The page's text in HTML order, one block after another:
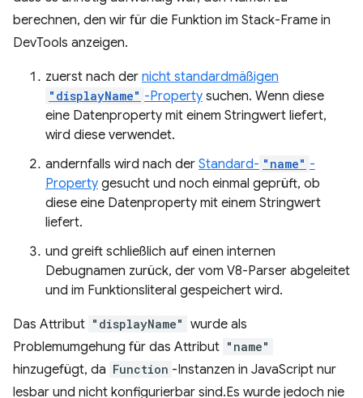
berechnen, den wir für die Funktion im Stack-Frame in
DevTools anzeigen.
zuerst nach der nicht standardmäßigen
"displayName" -Property suchen. Wenn diese
eine Datenproperty mit einem Stringwert liefert,
wird diese verwendet.
andernfalls wird nach der Standard- "name" -
Property gesucht und noch einmal geprüft, ob
diese eine Datenproperty mit einem Stringwert
liefert.
und greift schließlich auf einen internen
Debugnamen zurück, der vom V8-Parser abgeleitet
und im Funktionsliteral gespeichert wird.
Das Attribut "displayName" wurde als
Problemumgehung für das Attribut "name"
hinzugefügt, da Function -Instanzen in JavaScript nur
lesbar und nicht konfigurierbar sind.Es wurde jedoch nie